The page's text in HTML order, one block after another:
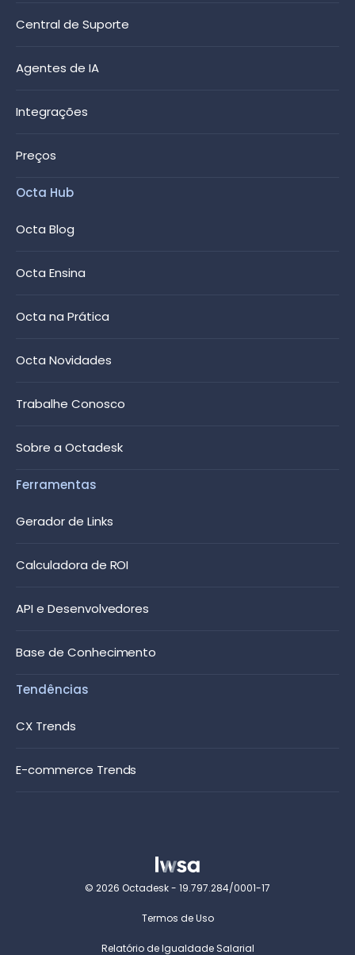
Central de Suporte
Agentes de IA
Integrações
Preços
Octa Hub
Octa Blog
Octa Ensina
Octa na Prática
Octa Novidades
Trabalhe Conosco
Sobre a Octadesk
Ferramentas
Gerador de Links
Calculadora de ROI
API e Desenvolvedores
Base de Conhecimento
Tendências
CX Trends
E-commerce Trends
© 2026 Octadesk - 19.797.284/0001-17
Termos de Uso
Relatório de Igualdade Salarial